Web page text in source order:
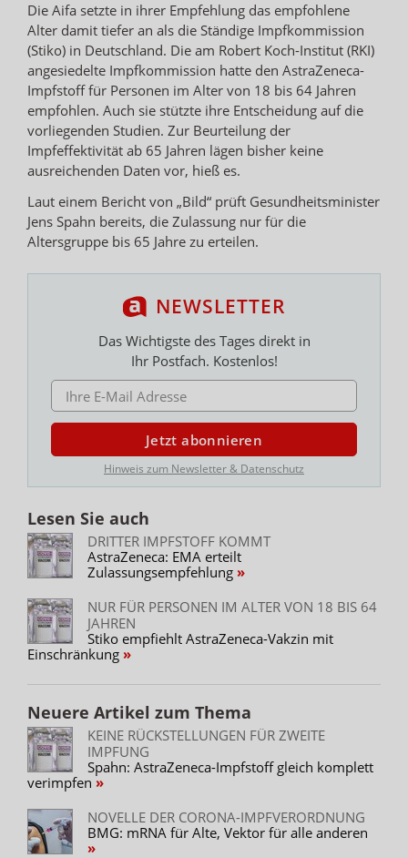
Die Aifa setzte in ihrer Empfehlung das empfohlene
Alter damit tiefer an als die Ständige Impfkommission
(Stiko) in Deutschland. Die am Robert Koch-Institut (RKI)
angesiedelte Impfkommission hatte den AstraZeneca-
Impfstoff für Personen im Alter von 18 bis 64 Jahren
empfohlen. Auch sie stützte ihre Entscheidung auf die
vorliegenden Studien. Zur Beurteilung der
Impfeffektivität ab 65 Jahren lägen bisher keine
ausreichenden Daten vor, hieß es.
Laut einem Bericht von „Bild“ prüft Gesundheitsminister
Jens Spahn bereits, die Zulassung nur für die
Altersgruppe bis 65 Jahre zu erteilen.
NEWSLETTER
Das Wichtigste des Tages direkt in
Ihr Postfach. Kostenlos!
E-MAIL ADRESSE
Jetzt abonnieren
Hinweis zum Newsletter & Datenschutz
Lesen Sie auch
DRITTER IMPFSTOFF KOMMT
AstraZeneca: EMA erteilt
Zulassungsempfehlung
NUR FÜR PERSONEN IM ALTER VON 18 BIS 64
JAHREN
Stiko empfiehlt AstraZeneca-Vakzin mit
Einschränkung
Neuere Artikel zum Thema
KEINE RÜCKSTELLUNGEN FÜR ZWEITE
IMPFUNG
Spahn: AstraZeneca-Impfstoff gleich komplett
verimpfen
NOVELLE DER CORONA-IMPFVERORDNUNG
BMG: mRNA für Alte, Vektor für alle anderen